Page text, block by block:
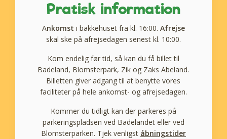
Pratisk information
Ankomst i bakkehuset fra kl. 16:00. Afrejse
skal ske på afrejsedagen senest kl. 10:00.
Kom endelig før tid, så kan du få billet til
Badeland, Blomsterpark, Zik og Zaks Abeland.
Billetten giver adgang til at benytte vores
faciliteter på hele ankomst- og afrejsedagen.
Kommer du tidligt kan der parkeres på
parkeringspladsen ved Badelandet eller ved
Blomsterparken. Tjek venligst åbningstider